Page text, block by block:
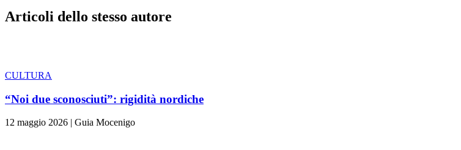
Articoli dello stesso autore
CULTURA
“Noi due sconosciuti”: rigidità nordiche
12 maggio 2026 | Guia Mocenigo